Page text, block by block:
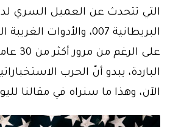
التي تتحدث عن العميل السري
البريطانية 007، والأدوات
على
الباردة، يبدو أنّ الحرب
الآن، وهذا ما سنراه في مقالنا